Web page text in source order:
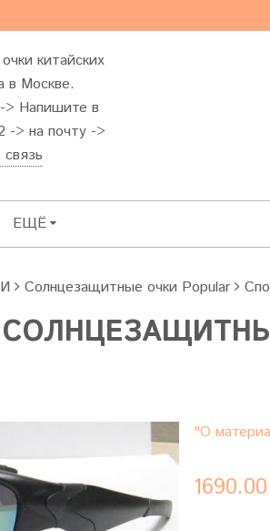
китайских
в Москве.
Напишите в
-> на почту ->
ЕЩЁ
Солнцезащитные очки Popular
"О